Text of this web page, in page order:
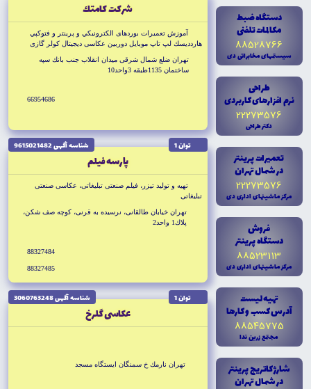
دستگاه ضبط
مکالمات تلفنى
88528766
سيستمهاى مخابراتى دى
طراحى
نرم افزارهاى کاربردى
22273576
دکتر طراحى
تعميرات پرينتر
در شمال تهران
22273576
مرکز ماشينهاى ادارى دى
فروش
دستگاه پرينتر
88523113
مرکز ماشينهاى ادارى دى
تهيه ليست
آدرس کسب و کارها
88545775
مجتمع زرين ندا
شارژ کاتريج پرينتر
در شمال تهران
شركت كامتك
آموزش تعميرات بوردهاى الكترونيكي و پرينتر و فتوكپي
هاردديسك لپ تاپ موبايل دوربين عكاسى ديجيتال كولر گازى
تهران ضلع شمال شرقى ميدان انقلاب جنب بانك سپه
ساختمان 1135طبقه 3واحد10
66954686
توان 1 شناسه آگهى 9615021482
پارسه فيلم
تهيه و توليد تيزر، فيلم صنعتى تبليغاتى، عكاسى صنعتى
تبليغاتى
تهران خيابان طالقانى، نرسيده به قرنى، كوچه صف شكن،
پلاك1 واحد2
88327484
88327485
توان 1 شناسه آگهى 3060763248
عكاسى گلرخ
تهران نارمك خ سمنگان ايستگاه مسجد